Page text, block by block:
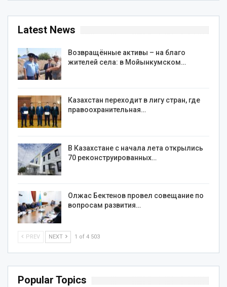
Latest News
Возвращённые активы – на благо
жителей села: в Мойынкумском…
Казахстан переходит в лигу стран, где
правоохранительная…
В Казахстане с начала лета открылись
70 реконструированных…
Олжас Бектенов провел совещание по
вопросам развития…
PREV NEXT 1 of 4 503
Popular Topics